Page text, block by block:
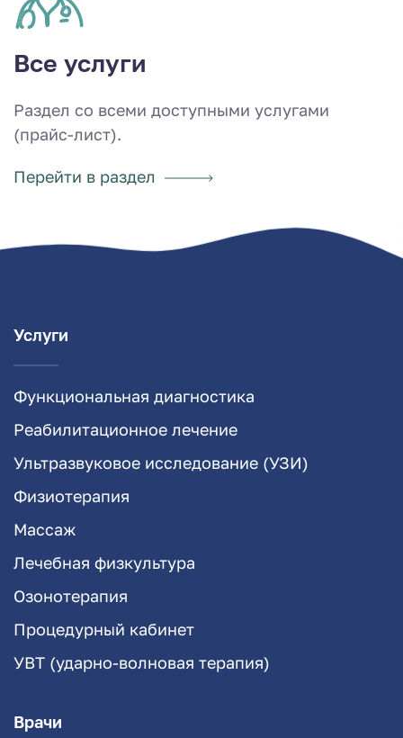
Все услуги
Раздел со всеми доступными услугами
(прайс-лист).
Перейти в раздел
Услуги
Функциональная диагностика
Реабилитационное лечение
Ультразвуковое исследование (УЗИ)
Физиотерапия
Массаж
Лечебная физкультура
Озонотерапия
Процедурный кабинет
УВТ (ударно-волновая терапия)
Врачи